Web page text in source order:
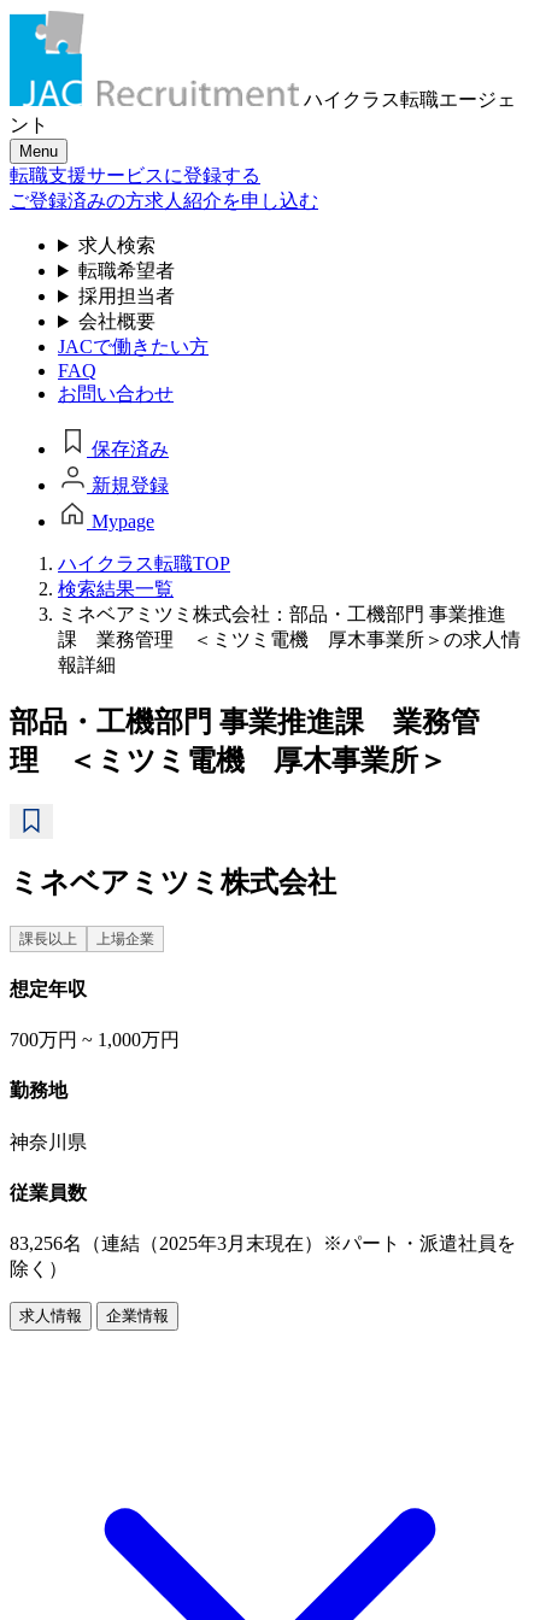
ハイクラス転職エージェ
ント
Menu
転職支援サービスに登録する
ご登録済みの方求人紹介を申し込む
求人検索
転職希望者
採用担当者
会社概要
JACで働きたい方
FAQ
お問い合わせ
保存済み
新規登録
Mypage
ハイクラス転職TOP
検索結果一覧
ミネベアミツミ株式会社：部品・工機部門 事業推進
課 業務管理 ＜ミツミ電機 厚木事業所＞の求人情
報詳細
部品・工機部門 事業推進課 業務管
理 ＜ミツミ電機 厚木事業所＞
ミネベアミツミ株式会社
課長以上 上場企業
想定年収
700万円 ~ 1,000万円
勤務地
神奈川県
従業員数
83,256名（連結（2025年3月末現在）※パート・派遣社員を
除く）
求人情報 企業情報